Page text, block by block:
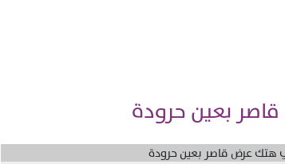
بعين حرودة